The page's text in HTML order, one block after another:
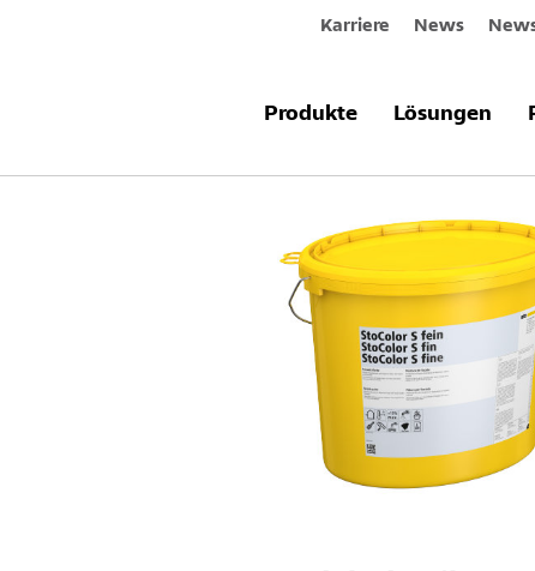
Karriere News
Produkte Lösungen
Produkte & Systeme StoColor S